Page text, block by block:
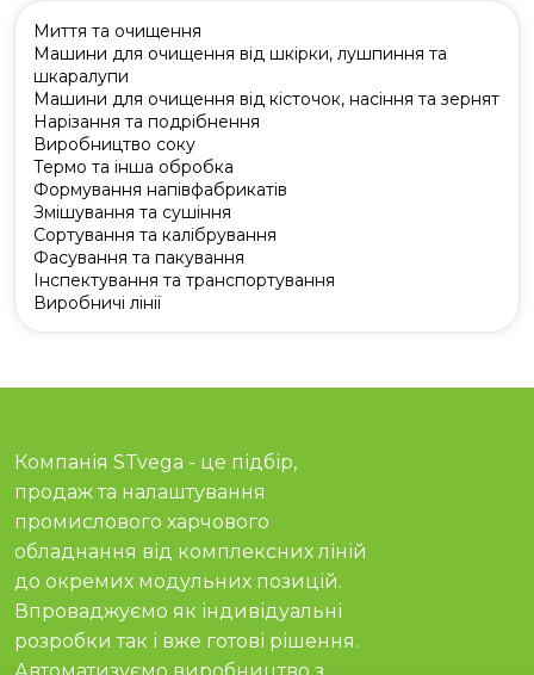
Миття та очищення
Машини для очищення від шкірки, лушпиння та
шкаралупи
Машини для очищення від кісточок, насіння та зернят
Нарізання та подрібнення
Виробництво соку
Термо та інша обробка
Формування напівфабрикатів
Змішування та сушіння
Сортування та калібрування
Фасування та пакування
Інспектування та транспортування
Виробничі лінії
Компанія STvega - це підбір,
продаж та налаштування
промислового харчового
обладнання від комплексних ліній
до окремих модульних позицій.
Впроваджуємо як індивідуальні
розробки так і вже готові рішення.